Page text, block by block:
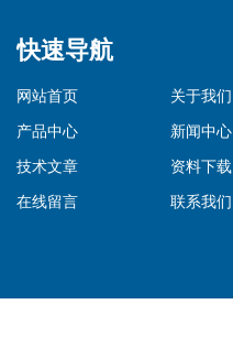
快速导航
网站首页
关于我们
产品中心
新闻中心
技术文章
资料下载
在线留言
联系我们